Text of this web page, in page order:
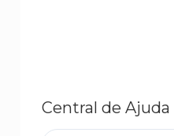
Central de Ajuda